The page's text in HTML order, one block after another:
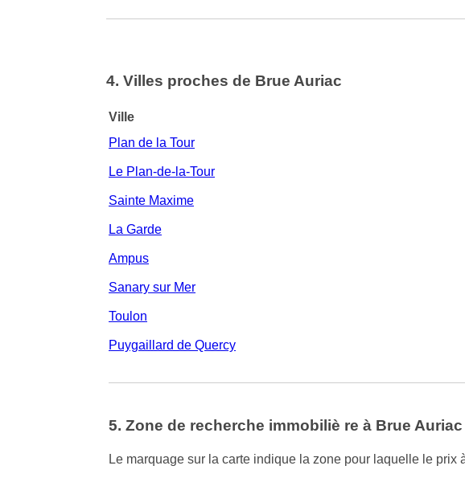
4. Villes proches de Brue Auriac
Ville
Plan de la Tour
Le Plan-de-la-Tour
Sainte Maxime
La Garde
Ampus
Sanary sur Mer
Toulon
Puygaillard de Quercy
5. Zone de recherche immobiliè re à Brue Auriac
Le marquage sur la carte indique la zone pour laquelle le prix